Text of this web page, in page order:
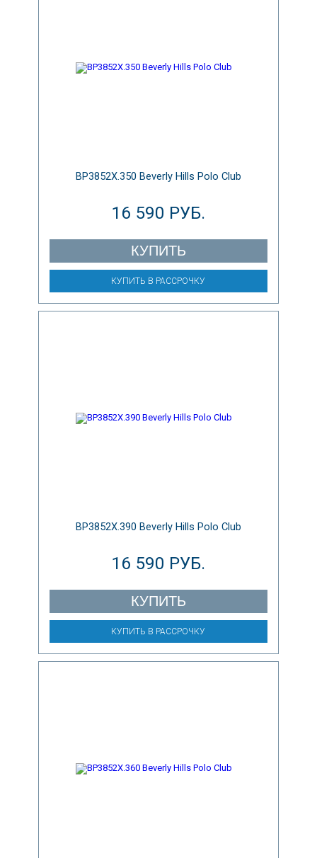
BP3852X.350 Beverly Hills Polo Club
16 590 РУБ.
КУПИТЬ
КУПИТЬ В РАССРОЧКУ
BP3852X.390 Beverly Hills Polo Club
16 590 РУБ.
КУПИТЬ
КУПИТЬ В РАССРОЧКУ